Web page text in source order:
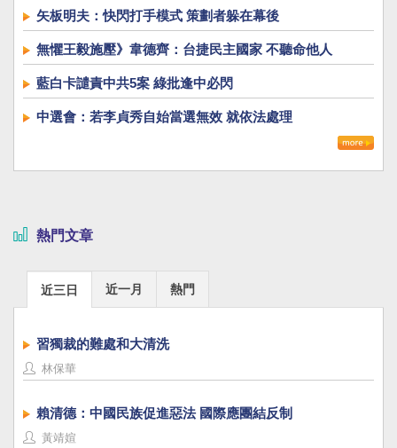
矢板明夫：快閃打手模式 策劃者躲在幕後
無懼王毅施壓》韋德齊：台捷民主國家 不聽命他人
藍白卡譴責中共5案 綠批逢中必閃
中選會：若李貞秀自始當選無效 就依法處理
熱門文章
近三日 近一月 熱門
習獨裁的難處和大清洗
林保華
賴清德：中國民族促進惡法 國際應團結反制
黃靖媗